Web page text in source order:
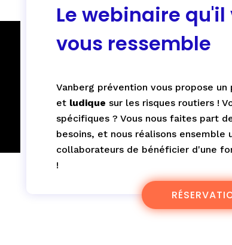
Le webinaire
vous ressemble
Vanberg prévention vous propose
et ludique sur les risques routiers !
spécifiques ? Vous nous faites part
besoins, et nous réalisons ensemble
collaborateurs de bénéficier d'une
!